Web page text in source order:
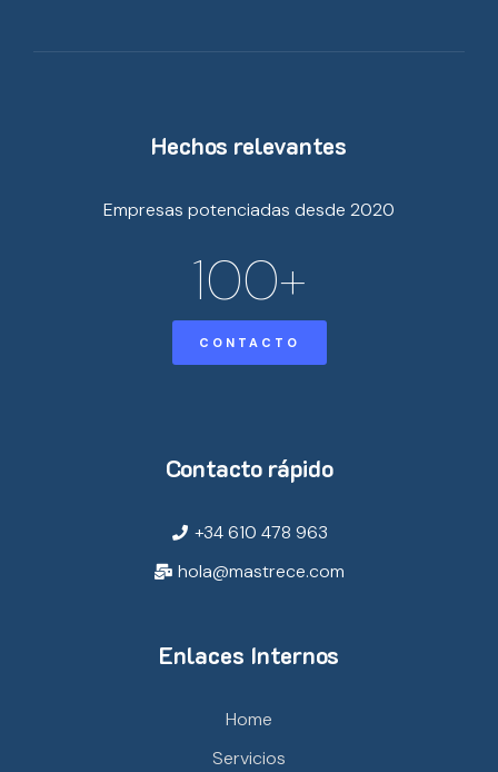
Hechos relevantes
Empresas potenciadas desde 2020
100+
CONTACTO
Contacto rápido
+34 610 478 963
hola@mastrece.com
Enlaces Internos
Home
Servicios